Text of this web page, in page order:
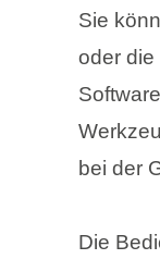
Sie
oder die
bei der
Die